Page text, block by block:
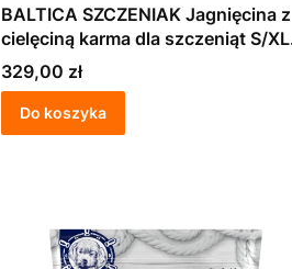
BALTICA SZCZENIAK Jagnięcina z
cielęciną karma dla szczeniąt S/XL
12kg
Cena
329,00 zł
Do koszyka